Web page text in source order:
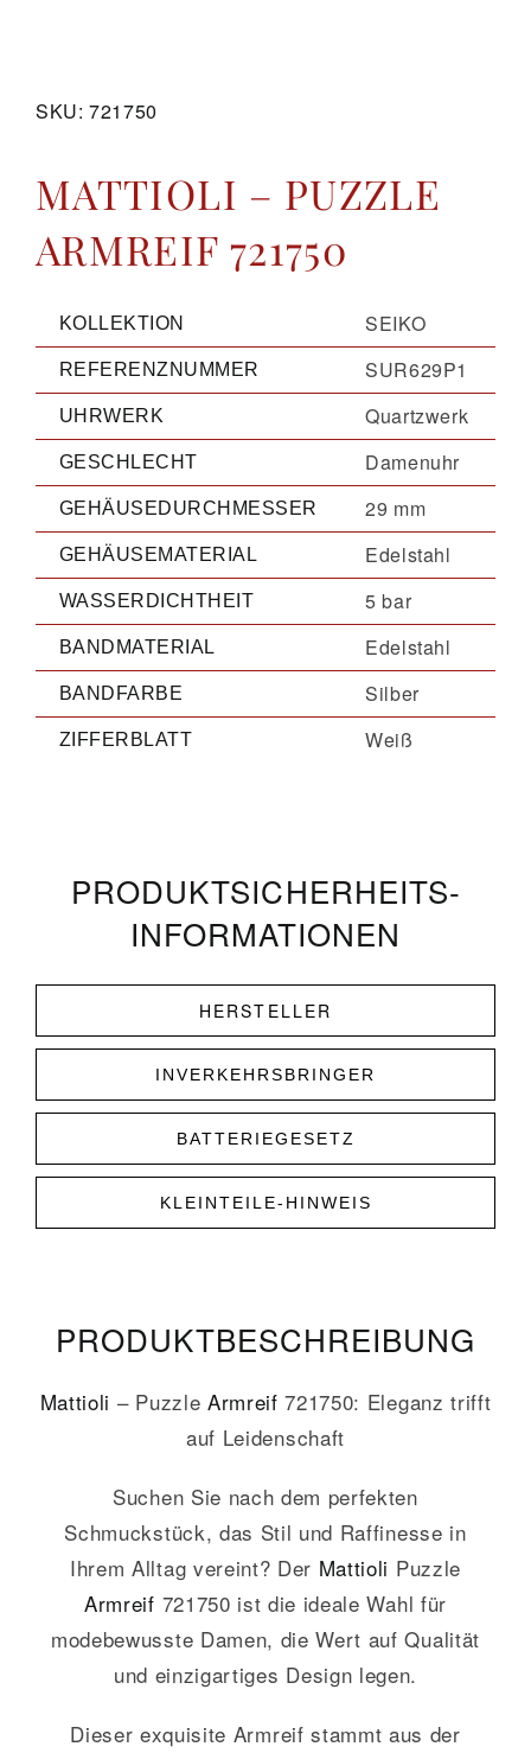
SKU:721750
MATTIOLI – PUZZLE
ARMREIF 721750
KOLLEKTION SEIKO
REFERENZNUMMER SUR629P1
UHRWERK Quartzwerk
GESCHLECHT Damenuhr
GEHÄUSEDURCHMESSER 29 mm
GEHÄUSEMATERIAL Edelstahl
WASSERDICHTHEIT 5 bar
BANDMATERIAL Edelstahl
BANDFARBE Silber
ZIFFERBLATT Weiß
PRODUKT­­SICHERHEITS­
INFORMATIONEN
HERSTELLER
INVERKEHRSBRINGER
BATTERIEGESETZ
KLEINTEILE-HINWEIS
PRODUKT­­BESCHREIBUNG
Mattioli – Puzzle Armreif 721750: Eleganz trifft
auf Leidenschaft
Suchen Sie nach dem perfekten
Schmuckstück, das Stil und Raffinesse in
Ihrem Alltag vereint? Der Mattioli Puzzle
Armreif 721750 ist die ideale Wahl für
modebewusste Damen, die Wert auf Qualität
und einzigartiges Design legen.
Dieser exquisite Armreif stammt aus der